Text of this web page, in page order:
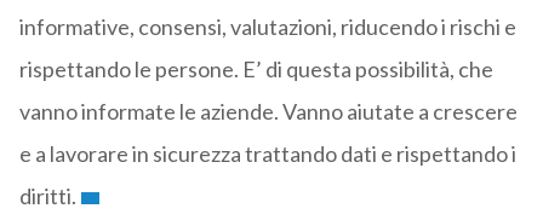
informative, consensi, valutazioni, riducendo i rischi e
rispettando le persone. E’ di questa possibilità, che
vanno informate le aziende. Vanno aiutate a crescere
e a lavorare in sicurezza trattando dati e rispettando i
diritti.